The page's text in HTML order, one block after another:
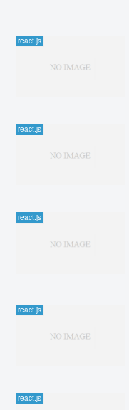
react.js
react.js
react.js
react.js
react.js